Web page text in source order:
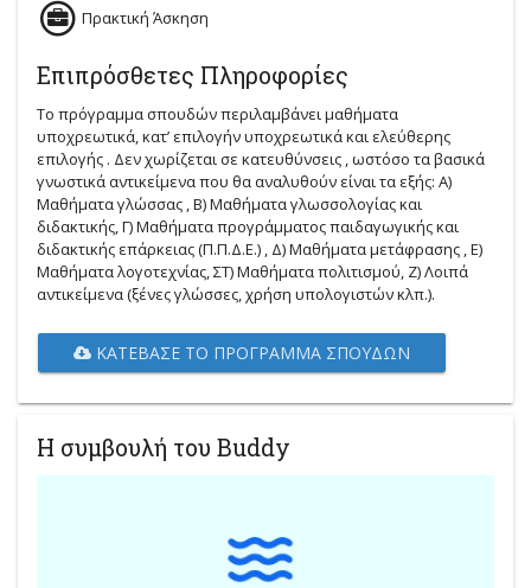
Πρακτική Άσκηση
Επιπρόσθετες Πληροφορίες
Το πρόγραμμα σπουδών περιλαμβάνει μαθήματα
υποχρεωτικά, κατ’ επιλογήν υποχρεωτικά και ελεύθερης
επιλογής . Δεν χωρίζεται σε κατευθύνσεις , ωστόσο τα βασικά
γνωστικά αντικείμενα που θα αναλυθούν είναι τα εξής: Α)
Μαθήματα γλώσσας , Β) Μαθήματα γλωσσολογίας και
διδακτικής, Γ) Μαθήματα προγράμματος παιδαγωγικής και
διδακτικής επάρκειας (Π.Π.Δ.Ε.) , Δ) Μαθήματα μετάφρασης , Ε)
Μαθήματα λογοτεχνίας, ΣΤ) Μαθήματα πολιτισμού, Ζ) Λοιπά
αντικείμενα (ξένες γλώσσες, χρήση υπολογιστών κλπ.).
ΚΑΤΈΒΑΣΕ ΤΟ ΠΡΌΓΡΑΜΜΑ ΣΠΟΥΔΏΝ
Η συμβουλή του Buddy